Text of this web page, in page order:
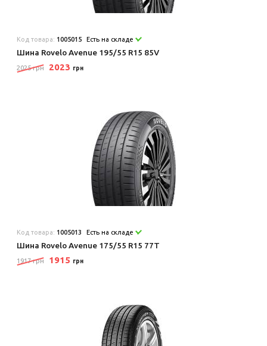
Код товара: 1005015 Есть на складе
Шина Rovelo Avenue 195/55 R15 85V
2025 грн 2023 грн
Код товара: 1005013 Есть на складе
Шина Rovelo Avenue 175/55 R15 77T
1917 грн 1915 грн